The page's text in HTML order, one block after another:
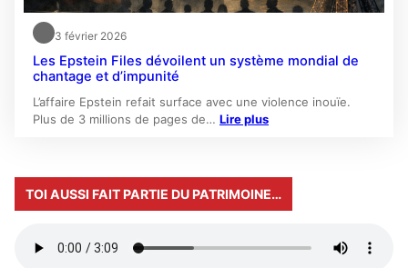
3 février 2026
Les Epstein Files dévoilent un système mondial de
chantage et d’impunité
L’affaire Epstein refait surface avec une violence inouïe.
Plus de 3 millions de pages de… Lire plus
TOI AUSSI FAIT PARTIE DU PATRIMOINE…